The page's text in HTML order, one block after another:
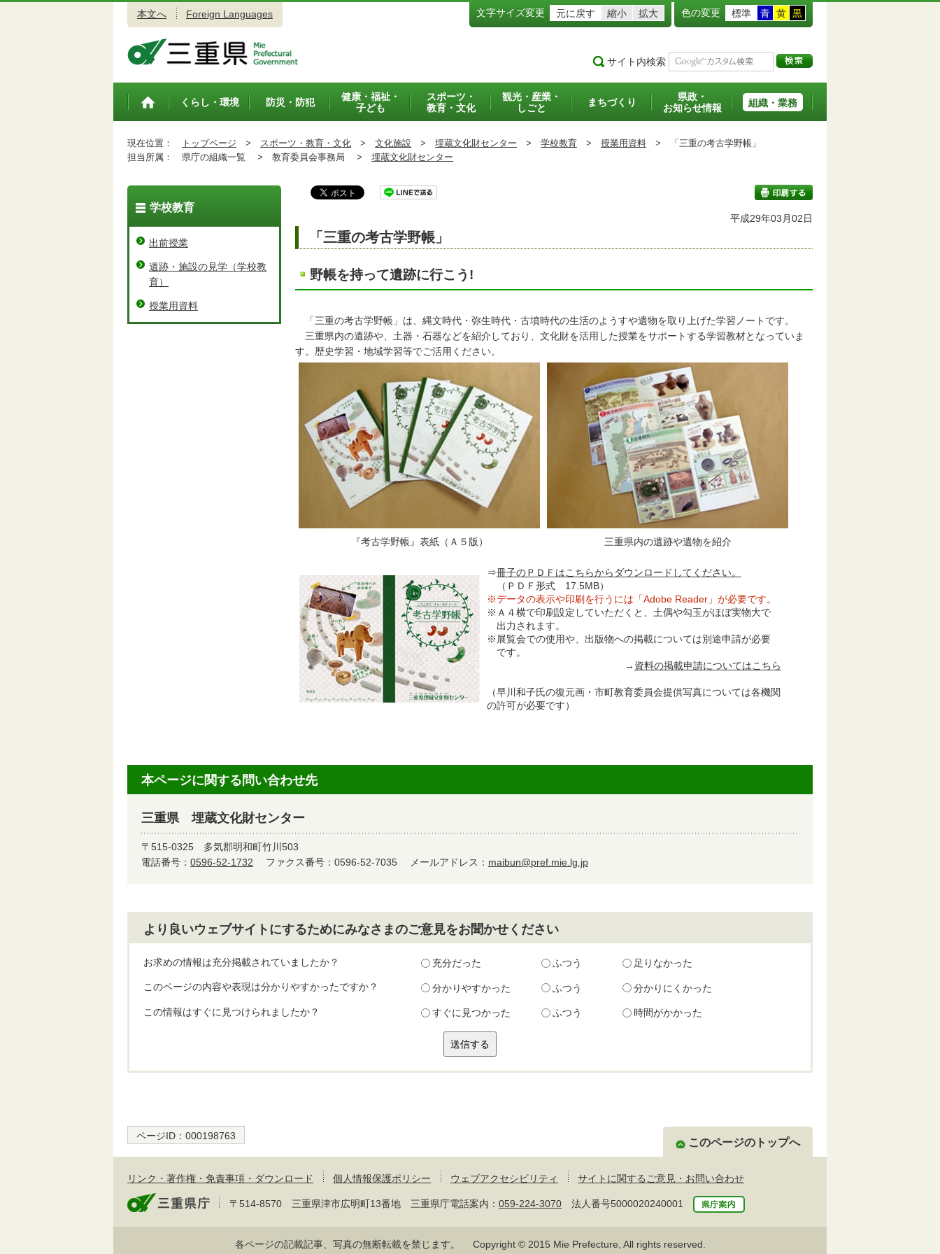
本文へ Foreign Languages 文字サイズ変更 元に戻す 縮小 拡大 色の変更 標準 青 黄 黒
サイト内検索
トップペ
くらし・環境 防災・防犯
健康・福祉・
子ども
スポーツ・
教育・文化
観光・産業・
しごと
まちづくり
県政・
お知らせ情報
組織・業務
現在位置： トップページ > スポーツ・教育・文化 > 文化施設 > 埋蔵文化財センター > 学校教育 > 授業用資料 > 「三重の考古学野帳」
担当所属：
県庁の組織一覧 > 教育委員会事務局 > 埋蔵文化財センター
印刷する
平成29年03月02日
「三重の考古学野帳」
野帳を持って遺跡に行こう!
「三重の考古学野帳」は、縄文時代・弥生時代・古墳時代の生活のようすや遺物を取り上げた学習ノートです。
三重県内の遺跡や、土器・石器などを紹介しており、文化財を活用した授業をサポートする学習教材となっていま
す。歴史学習・地域学習等でご活用ください。
『考古学野帳』表紙（Ａ５版） 三重県内の遺跡や遺物を紹介
⇒冊子のＰＤＦはこちらからダウンロードしてください。
（ＰＤＦ形式 17.5MB）
※データの表示や印刷を行うには「Adobe Reader」が必要です。
※Ａ４横で印刷設定していただくと、土偶や勾玉がほぼ実物大で
出力されます。
※展覧会での使用や、出版物への掲載については別途申請が必要
です。
→ 資料の掲載申請についてはこちら
（早川和子氏の復元画・市町教育委員会提供写真については各機関
の許可が必要です）
学校教育
出前授業
遺跡・施設の見学（学校教
育）
授業用資料
本ページに関する問い合わせ先
三重県 埋蔵文化財センター
〒515-0325 多気郡明和町竹川503
電話番号： 0596-52-1732 ファクス番号：0596-52-7035 メールアドレス： maibun@pref.mie.lg.jp
より良いウェブサイトにするためにみなさまのご意見をお聞かせください
お求めの情報は充分掲載されていましたか？ 充分だった ふつう 足りなかった
このページの内容や表現は分かりやすかったですか？ 分かりやすかった ふつう 分かりにくかった
この情報はすぐに見つけられましたか？ すぐに見つかった ふつう 時間がかかった
ページID： 000198763
このページのトップへ
リンク・著作権・免責事項・ダウンロード 個人情報保護ポリシー ウェブアクセシビリティ サイトに関するご意見・お問い合わせ
〒514-8570 三重県津市広明町13番地 三重県庁電話案内： 059-224-3070 法人番号5000020240001
各ページの記載記事、写真の無断転載を禁じます。 Copyright © 2015 Mie Prefecture, All rights reserved.